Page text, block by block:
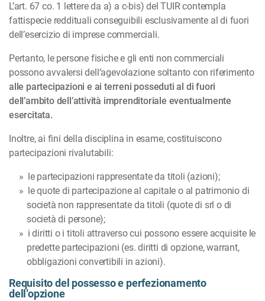
L’art. 67 co. 1 lettere da a) a c-bis) del TUIR contempla
fattispecie reddituali conseguibili esclusi­vamente al di fuori
dell’esercizio di imprese commerciali.
Pertanto, le persone fisiche e gli enti non commerciali
possono avvalersi dell’agevolazione sol­tan­to con riferimento
alle partecipazioni e ai terreni posseduti al di fuori
dell’ambito dell’attività im­pren­­ditoriale eventualmente
esercitata.
Inoltre, ai fini della disciplina in esame, costituiscono
partecipazioni rivalutabili:
le partecipazioni rappresentate da titoli (azioni);
le quote di partecipazione al capitale o al patrimonio di
società non rappresentate da titoli (quote di srl o di
società di persone);
i diritti o i titoli attraverso cui possono essere acquisite le
predette partecipazioni (es. diritti di opzione, warrant,
obbligazioni convertibili in azioni).
Requisito del possesso e perfezionamento
dell’opzione